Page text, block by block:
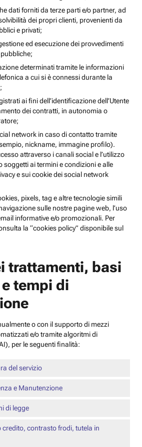
dati forniti da terze parti e/o partner, ad
dei propri clienti, provenienti da
e privati;
ed esecuzione dei provvedimenti
determinati tramite le informazioni
a cui si è connessi durante la
ai fini dell’identificazione dell’Utente
dei contratti, in autonomia o
network in caso di contatto tramite
nickname, immagine profilo).
attraverso i canali social e l’utilizzo
soggetti ai termini e condizioni e alle
e sui cookie dei social network
pixels, tag e altre tecnologie simili
sulle nostre pagine web, l’uso
informative e/o promozionali. Per
la “cookies policy” disponibile sul
trattamenti, basi
tempi di
o con il supporto di mezzi
e/o tramite algoritmi di
per le seguenti finalità:
del servizio
e Manutenzione
di legge
credito, contrasto frodi, tutela in